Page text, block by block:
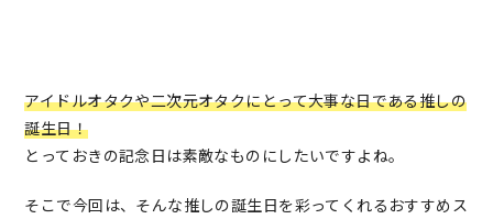
アイドルオタクや二次元オタクにとって大事な日である推しの
誕生日！
とっておきの記念日は素敵なものにしたいですよね。
そこで今回は、そんな推しの誕生日を彩ってくれるおすすめス